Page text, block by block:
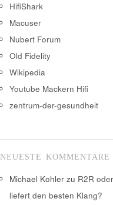
HifiShark
Macuser
Nubert Forum
Old Fidelity
Wikipedia
Youtube Mackern Hifi
zentrum-der-gesundheit
NEUESTE KOMMENTARE
Michael Kohler zu R2R
liefert den besten Klang?